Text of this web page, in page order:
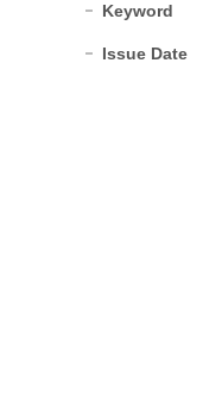
Keyword
Issue Date